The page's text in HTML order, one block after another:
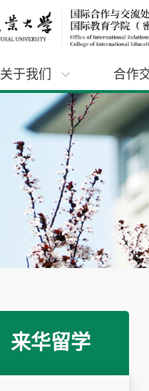
关于我们 合作
来华留学